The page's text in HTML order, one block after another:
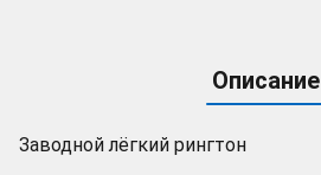
Описание
Заводной лёгкий рингтон